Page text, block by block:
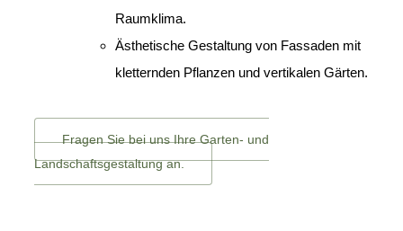
Raumklima.
Ästhetische Gestaltung von Fassaden mit
kletternden Pflanzen und vertikalen Gärten.
Fragen Sie bei uns Ihre Garten- und
Landschaftsgestaltung an.